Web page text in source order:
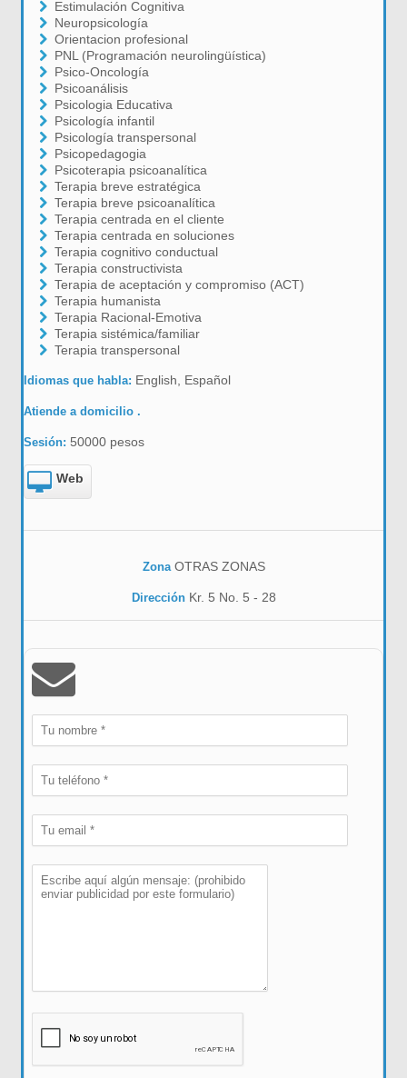
Estimulación Cognitiva
Neuropsicología
Orientacion profesional
PNL (Programación neurolingüística)
Psico-Oncología
Psicoanálisis
Psicologia Educativa
Psicología infantil
Psicología transpersonal
Psicopedagogia
Psicoterapia psicoanalítica
Terapia breve estratégica
Terapia breve psicoanalítica
Terapia centrada en el cliente
Terapia centrada en soluciones
Terapia cognitivo conductual
Terapia constructivista
Terapia de aceptación y compromiso (ACT)
Terapia humanista
Terapia Racional-Emotiva
Terapia sistémica/familiar
Terapia transpersonal
Idiomas que habla: English, Español
Atiende a domicilio .
Sesión: 50000 pesos
Web
Zona OTRAS ZONAS
DirecciónKr. 5 No. 5 - 28